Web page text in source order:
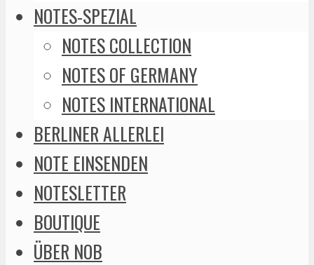
NOTES-SPEZIAL
NOTES COLLECTION
NOTES OF GERMANY
NOTES INTERNATIONAL
BERLINER ALLERLEI
NOTE EINSENDEN
NOTESLETTER
BOUTIQUE
ÜBER NOB